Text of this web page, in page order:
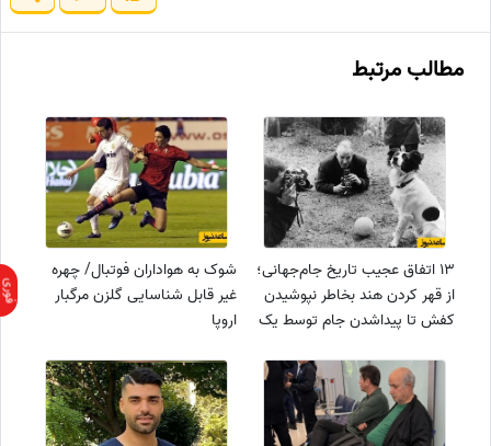
مطالب مرتبط
13 اتفاق عجیب تاریخ جام‌جهانی؛
از قهر کردن هند بخاطر نپوشیدن
کفش تا پیداشدن جام توسط یک
شوک به هواداران فوتبال/ چهره
غیر قابل شناسایی گلزن مرگبار
اروپا